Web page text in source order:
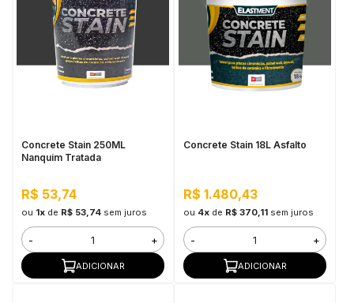
Concrete Stain 250ML
Nanquim Tratada
R$ 53,74
ou 1xde R$ 53,74 sem juros
- +
ADICIONAR
Concrete Stain 18L Asfalto
R$ 1.480,43
ou 4xde R$ 370,11 sem juros
- +
ADICIONAR